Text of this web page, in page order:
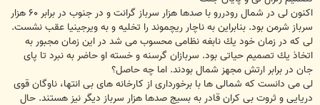
اكنون لى در شمال رودررو با صدها هزار سرباز گرانت و در جنوب در برابر ۶۰ هزار
سرباز شرمن بود. بنابراين به ناچار ريچموند را تخليه و به ويرجينيا عقب نشست.
لى كه در زمان خود يك نابغه نظامى محسوب مى شد در اين زمان مجبور به
اتخاذ يك تصميم حياتى بود. سربازان گرسنه و خسته او حاضر به نبرد تا پاى
جان در برابر ارتش مجهز شمال بودند. اما چه حاصل؟
لى مى دانست كه شمالى ها با برخوردارى از كارخانه هاى بى انتها، ناوگان قوى
دريايى و ثروت بى كران قادر به بسيج صدها هزار سرباز ديگر نيز هستند. حال